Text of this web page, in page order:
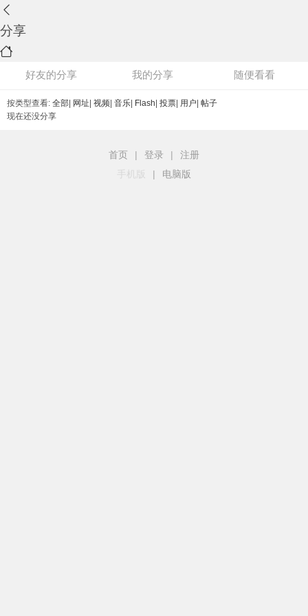
分享
好友的分享 我的分享 随便看看
按类型查看: 全部 网址 视频 音乐 Flash 投票 用户 帖子
现在还没分享
首页 | 登录 |
注册
手机版
| 电脑版